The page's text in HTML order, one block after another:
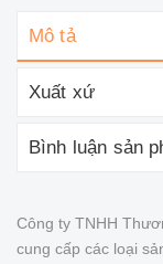
Mô tả
Xuất xứ
Bình luận sản
Công ty TNHH
cung cấp các loại